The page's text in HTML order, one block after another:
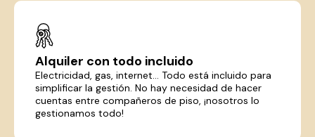
Alquiler con todo incluido
Electricidad, gas, internet... Todo está incluido para
simplificar la gestión. No hay necesidad de hacer
cuentas entre compañeros de piso, ¡nosotros lo
gestionamos todo!